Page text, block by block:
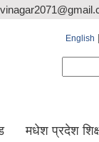
English
मधेश प्रदेश